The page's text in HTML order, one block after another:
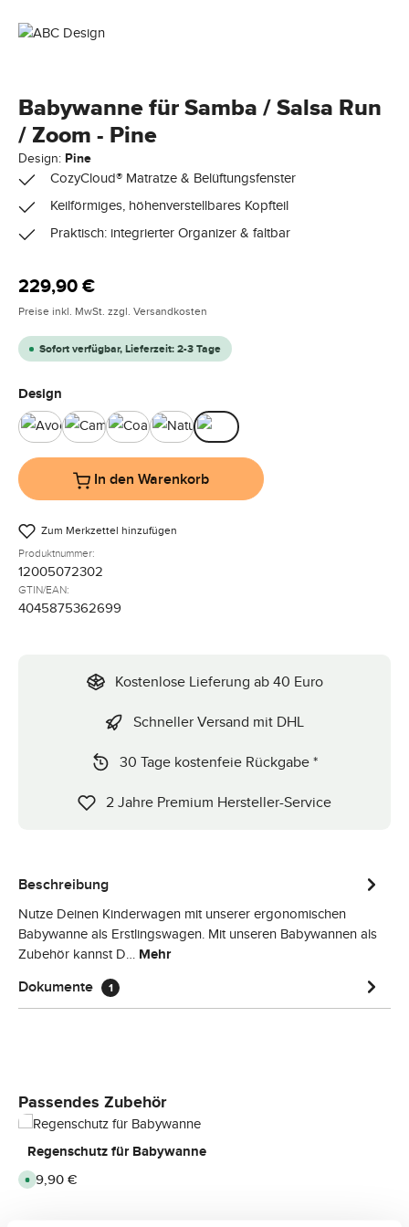
Babywanne für Samba / Salsa Run
/ Zoom - Pine
Design: Pine
CozyCloud® Matratze & Belüftungsfenster
Keilförmiges, höhenverstellbares Kopfteil
Praktisch: integrierter Organizer & faltbar
Regulärer Preis:
229,90 €
Preise inkl. MwSt. zzgl. Versandkosten
Sofort verfügbar, Lieferzeit: 2-3 Tage
Design
Avocado Camel Coal Nature Pine
In den Warenkorb
Zum Merkzettel hinzufügen
Produktnummer:
12005072302
GTIN/EAN:
4045875362699
Kostenlose Lieferung ab 40 Euro
Schneller Versand mit DHL
30 Tage kostenfeie Rückgabe *
2 Jahre Premium Hersteller-Service
Beschreibung
Nutze Deinen Kinderwagen mit unserer ergonomischen
Babywanne als Erstlingswagen. Mit unseren Babywannen als
Zubehör kannst D… Mehr
Dokumente 1
Produktgalerie überspringen
Passendes Zubehör
Regenschutz für Babywanne
Regulärer Preis:
S
o
29,90 €